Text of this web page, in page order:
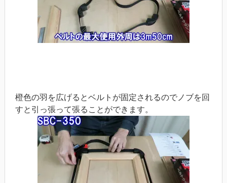
橙色の羽を広げるとベルトが固定されるのでノブを回
すと引っ張って張ることができます。